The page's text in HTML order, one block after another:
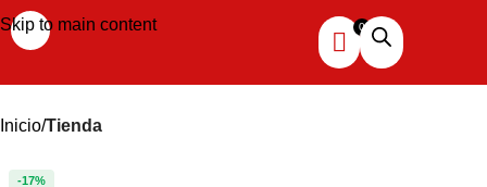
Skip to main content
Inicio Tienda
-17%